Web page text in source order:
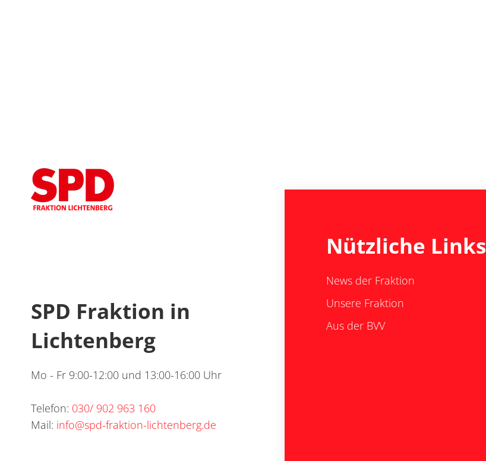
SPD Fraktion in
Lichtenberg
Mo - Fr 9:00-12:00 und 13:00-16:00 Uhr
Telefon: 030/ 902 963 160
Mail: info@spd-fraktion-lichtenberg.de
Nützliche Links
News der Fraktion
Unsere Fraktion
Aus der BVV